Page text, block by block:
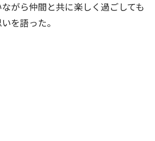
がら仲間と共に楽しく過ごしても
を語った。